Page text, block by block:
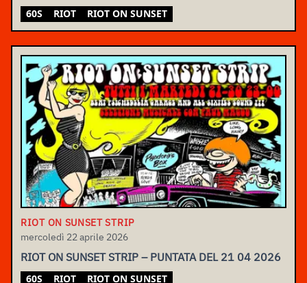
60S RIOT RIOT ON SUNSET
RIOT ON SUNSET STRIP
mercoledì 22 aprile 2026
RIOT ON SUNSET STRIP – PUNTATA DEL 21 04 2026
60S RIOT RIOT ON SUNSET